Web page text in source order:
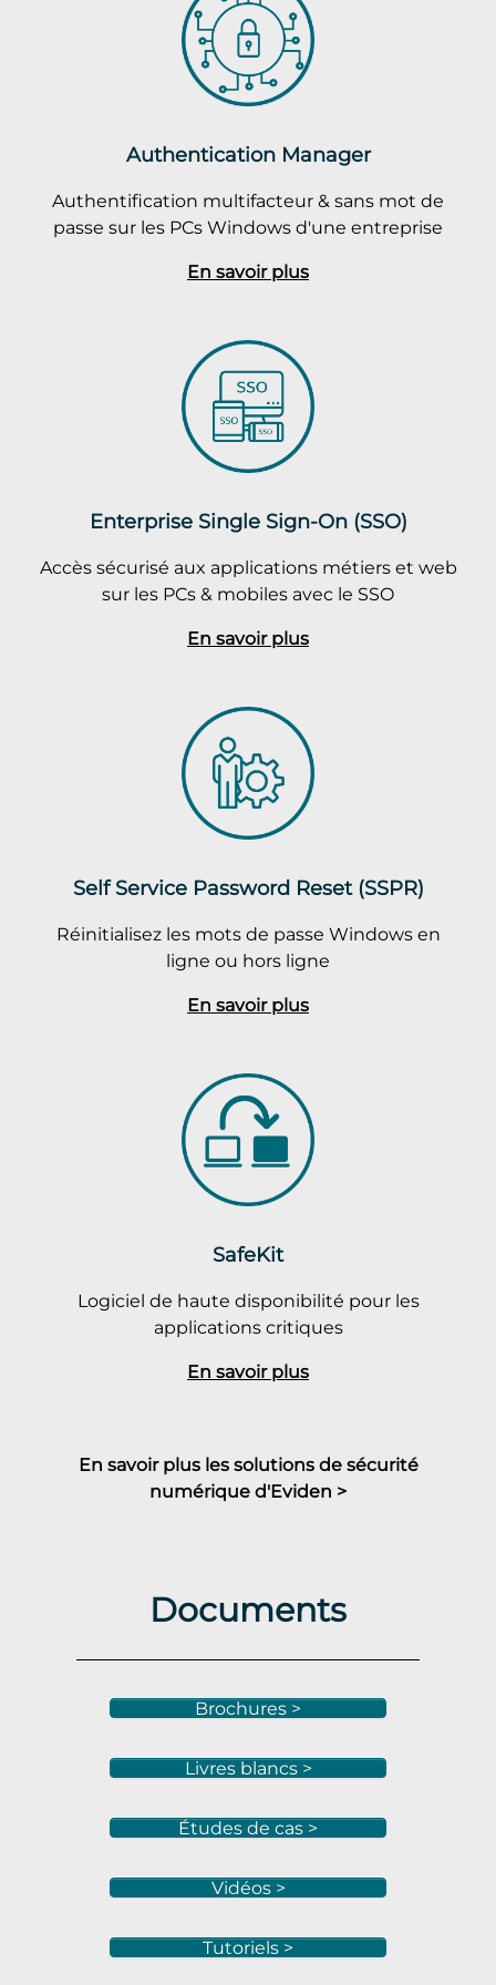
Authentication Manager
Authentification multifacteur & sans mot de
passe sur les PCs Windows d'une entreprise
En savoir plus
Enterprise Single Sign-On (SSO)
Accès sécurisé aux applications métiers et web
sur les PCs & mobiles avec le SSO
En savoir plus
Self Service Password Reset (SSPR)
Réinitialisez les mots de passe Windows en
ligne ou hors ligne
En savoir plus
SafeKit
Logiciel de haute disponibilité pour les
applications critiques
En savoir plus
En savoir plus les solutions de sécurité
numérique d'Eviden >
Documents
Brochures >
Livres blancs >
Études de cas >
Vidéos >
Tutoriels >